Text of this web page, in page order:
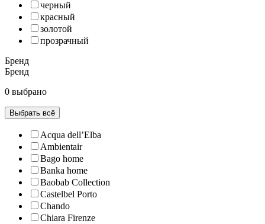
черный
красный
золотой
прозрачный
Бренд
Бренд
0 выбрано
Выбрать всё
Acqua dell’Elba
Ambientair
Bago home
Banka home
Baobab Collection
Castelbel Porto
Chando
Chiara Firenze